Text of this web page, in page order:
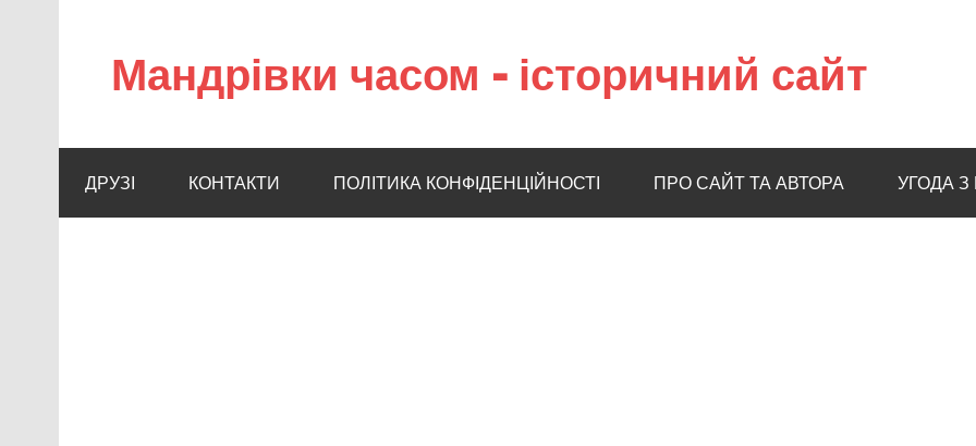
Мандрівки часом – історичний сайт
ДРУЗІ КОНТАКТИ ПОЛІТИКА КОНФІДЕНЦІЙНОСТІ ПРО САЙТ ТА АВТОРА УГОДА